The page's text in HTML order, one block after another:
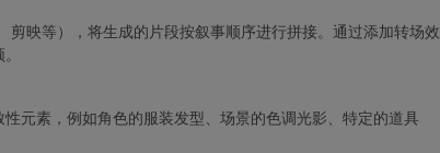
剪映等），将生成的片段按叙事顺序进行拼接。通过添加转场效
元素，例如角色的服装发型、场景的色调光影、特定的道具